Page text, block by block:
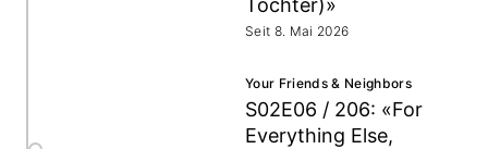
Tochter)»
Seit 8. Mai 2026
Your Friends & Neighbors
S02E06 / 206: «For
Everything Else,